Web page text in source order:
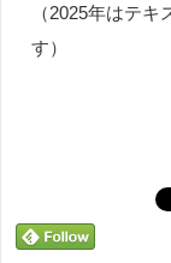
（2025年はテ
す）